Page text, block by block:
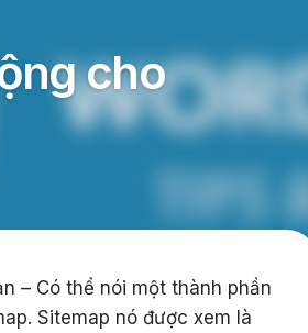
cho
– Có thể nói một thành phần
Sitemap nó được xem là